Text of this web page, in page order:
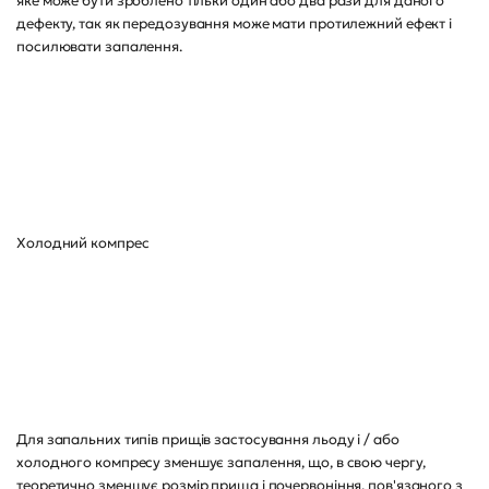
дефекту, так як передозування може мати протилежний ефект і
посилювати запалення.
Холодний компрес
Для запальних типів прищів застосування льоду і / або
холодного компресу зменшує запалення, що, в свою чергу,
теоретично зменшує розмір прища і почервоніння, пов'язаного з